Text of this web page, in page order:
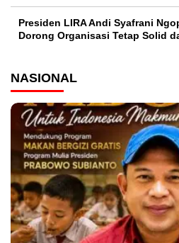
Presiden LIRA Andi Syafrani
Dorong Organisasi Tetap Solid
NASIONAL